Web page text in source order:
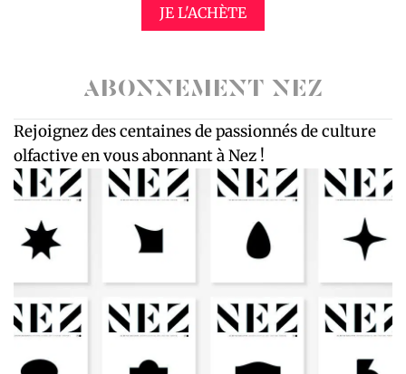
JE L'ACHÈTE
ABONNEMENT NEZ
Rejoignez des centaines de passionnés de culture
olfactive en vous abonnant à Nez !